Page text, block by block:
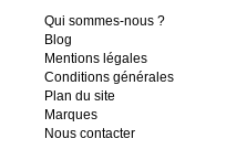
Qui sommes-nous ?
Blog
Mentions légales
Conditions générales
Plan du site
Marques
Nous contacter